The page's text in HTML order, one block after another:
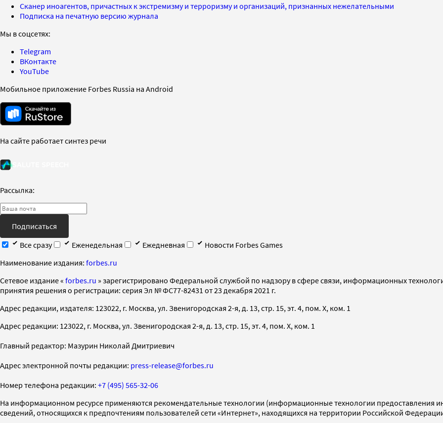
Сканер иноагентов, причастных к экстремизму и терроризму и организаций, признанных нежелательными
Подписка на печатную версию журнала
Мы в соцсетях:
Telegram
ВКонтакте
YouTube
Мобильное приложение Forbes Russia на Android
На сайте работает синтез речи
Рассылка:
Подписаться
Все сразу
Еженедельная Ежедневная
Новости Forbes Games
Наименование издания: forbes.ru
Cетевое издание « forbes.ru » зарегистрировано Федеральной службой по надзору в сфере связи, информационных
принятия решения о регистрации: серия Эл № ФС77-82431 от 23 декабря 2021 г.
Адрес редакции, издателя: 123022, г. Москва, ул. Звенигородская 2-я, д. 13, стр. 15, эт. 4, пом. X, ком. 1
Адрес редакции: 123022, г. Москва, ул. Звенигородская 2-я, д. 13, стр. 15, эт. 4, пом. X, ком. 1
Главный редактор: Мазурин Николай Дмитриевич
Адрес электронной почты редакции: press-release@forbes.ru
Номер телефона редакции: +7 (495) 565-32-06
На информационном ресурсе применяются рекомендательные технологии (информационные технологии предоставления
сведений, относящихся к предпочтениям пользователей сети «Интернет», находящихся на территории Российской